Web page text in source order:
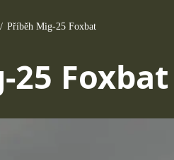
/ Příběh Mig-25 Foxbat
25 Foxbat